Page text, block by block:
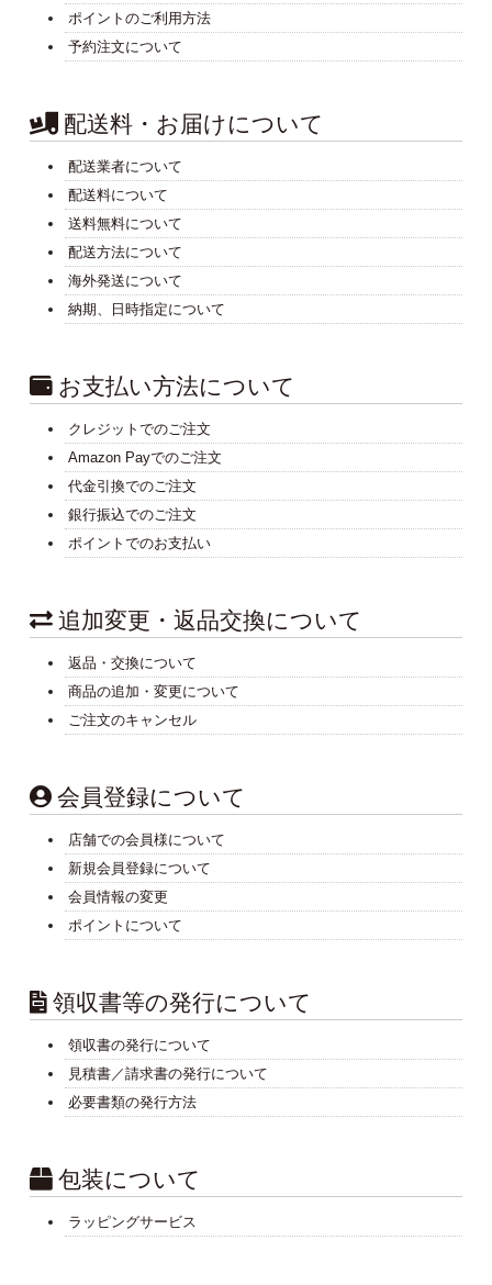
ポイントのご利用方法
予約注文について
配送料・お届けについて
配送業者について
配送料について
送料無料について
配送方法について
海外発送について
納期、日時指定について
お支払い方法について
クレジットでのご注文
Amazon Payでのご注文
代金引換でのご注文
銀行振込でのご注文
ポイントでのお支払い
追加変更・返品交換について
返品・交換について
商品の追加・変更について
ご注文のキャンセル
会員登録について
店舗での会員様について
新規会員登録について
会員情報の変更
ポイントについて
領収書等の発行について
領収書の発行について
見積書／請求書の発行について
必要書類の発行方法
包装について
ラッピングサービス